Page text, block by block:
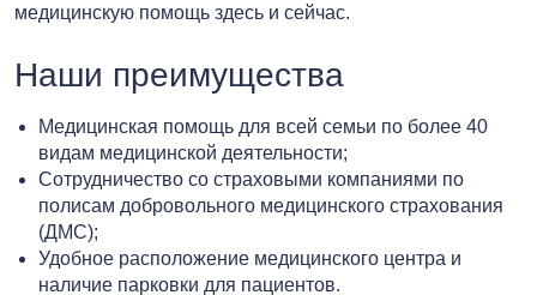
медицинскую помощь здесь и сейчас.
Наши преимущества
Медицинская помощь для всей семьи по более 40
видам медицинской деятельности;
Сотрудничество со страховыми компаниями по
полисам добровольного медицинского страхования
(ДМС);
Удобное расположение медицинского центра и
наличие парковки для пациентов.